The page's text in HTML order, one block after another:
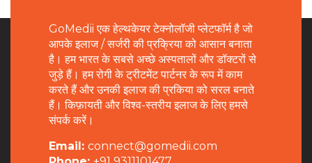
GoMedii एक हेल्थकेयर टेक्नोलॉजी प्लेटफॉर्म है जो
आपके इलाज / सर्जरी की प्रक्रिया को आसान बनाता
है। हम भारत के सबसे अच्छे अस्पतालों और डॉक्टरों से
जुड़े हैं। हम रोगी के ट्रीटमेंट पार्टनर के रूप में काम
करते हैं और उनकी इलाज की प्रकिया को सरल बनाते
हैं। किफ़ायती और विश्व-स्तरीय इलाज के लिए हमसे
संपर्क करें।
Email: connect@gomedii.com